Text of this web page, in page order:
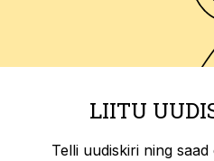
LIITU
Telli uudiskiri ning